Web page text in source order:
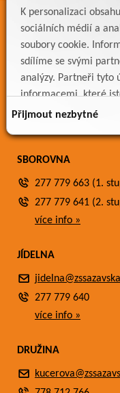
K personalizaci
sociálních médií a
soubory cookie.
sdílíme se svými
analýzy. Partneři tyto
informacemi, které
důsledku toho, že
Přijmout nezbytné
ODKAZY
Bakaláři
Jídelníček
Meteostanice
SBOROVNA
277 779 663 (1.
277 779 641 (2.
více info »
JÍDELNA
277 779 640
více info »
DRUŽINA